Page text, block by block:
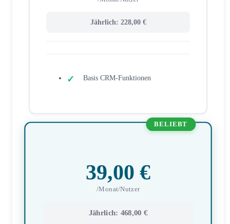
Jährlich: 228,00 €
Basis CRM-Funktionen
BELIEBT
39,00 €
/Monat/Nutzer
Jährlich: 468,00 €